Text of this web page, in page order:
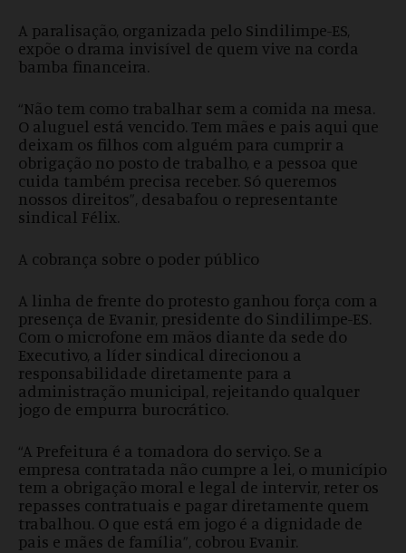
A paralisação, organizada pelo Sindilimpe-ES,
expõe o drama invisível de quem vive na corda
bamba financeira.
“Não tem como trabalhar sem a comida na mesa.
O aluguel está vencido. Tem mães e pais aqui que
deixam os filhos com alguém para cumprir a
obrigação no posto de trabalho, e a pessoa que
cuida também precisa receber. Só queremos
nossos direitos”, desabafou o representante
sindical Félix.
A cobrança sobre o poder público
A linha de frente do protesto ganhou força com a
presença de Evanir, presidente do Sindilimpe-ES.
Com o microfone em mãos diante da sede do
Executivo, a líder sindical direcionou a
responsabilidade diretamente para a
administração municipal, rejeitando qualquer
jogo de empurra burocrático.
“A Prefeitura é a tomadora do serviço. Se a
empresa contratada não cumpre a lei, o município
tem a obrigação moral e legal de intervir, reter os
repasses contratuais e pagar diretamente quem
trabalhou. O que está em jogo é a dignidade de
pais e mães de família”, cobrou Evanir.